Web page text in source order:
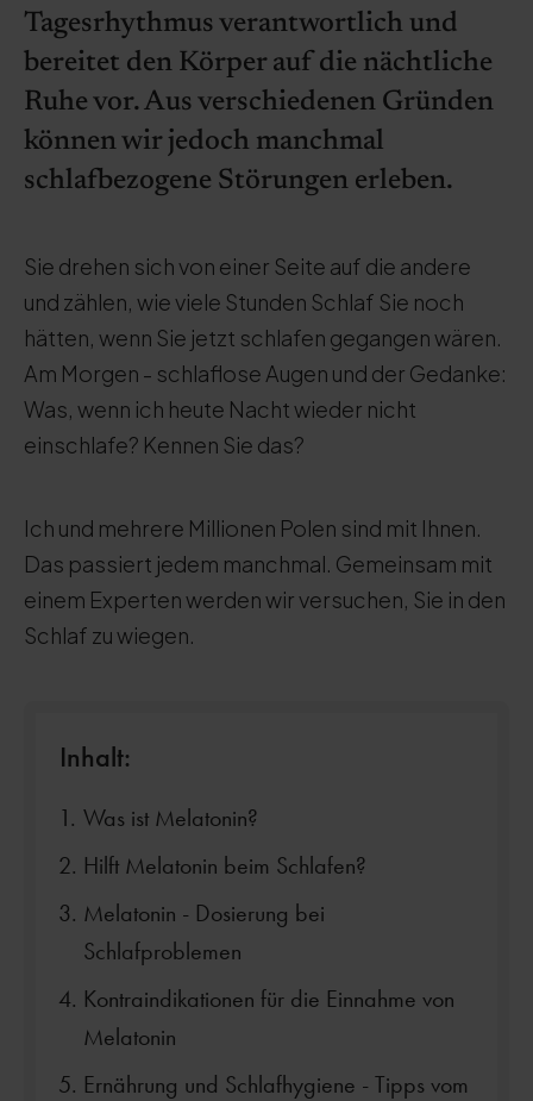
Tagesrhythmus verantwortlich und
bereitet den Körper auf die nächtliche
Ruhe vor. Aus verschiedenen Gründen
können wir jedoch manchmal
schlafbezogene Störungen erleben.
Sie drehen sich von einer Seite auf die andere
und zählen, wie viele Stunden Schlaf Sie noch
hätten, wenn Sie jetzt schlafen gegangen wären.
Am Morgen - schlaflose Augen und der Gedanke:
Was, wenn ich heute Nacht wieder nicht
einschlafe? Kennen Sie das?
Ich und mehrere Millionen Polen sind mit Ihnen.
Das passiert jedem manchmal. Gemeinsam mit
einem Experten werden wir versuchen, Sie in den
Schlaf zu wiegen.
Inhalt:
Was ist Melatonin?
Hilft Melatonin beim Schlafen?
Melatonin - Dosierung bei
Schlafproblemen
Kontraindikationen für die Einnahme von
Melatonin
Ernährung und Schlafhygiene - Tipps vom